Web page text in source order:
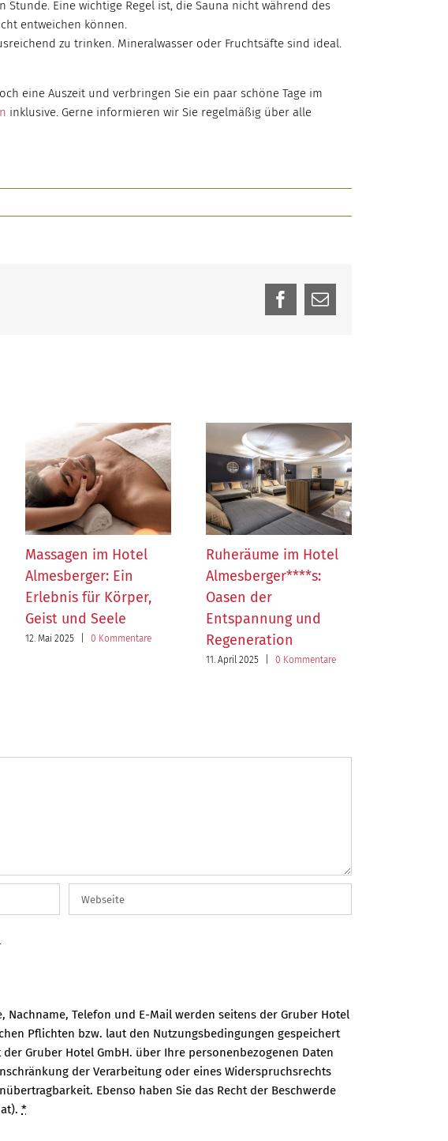
Eine wichtige Regel ist, die Sauna nicht während des
entweichen können.
zu trinken. Mineralwasser oder Fruchtsäfte sind ideal.
eine Auszeit und verbringen Sie ein paar schöne Tage im
inklusive. Gerne informieren wir Sie regelmäßig über alle
Facebook
E-
Massagen im Hotel
Almesberger: Ein
Erlebnis für Körper,
Geist und Seele
12. Mai 2025 0 Kommentare
Ruheräume im Hotel
Almesberger****s:
Oasen der
Entspannung und
Regeneration
11. April 2025 0 Kommentare
Telefon und E-Mail werden seitens der Gruber Hotel
Pflichten bzw. laut den Nutzungsbedingungen gespeichert
Gruber Hotel GmbH. über Ihre personenbezogenen Daten
der Verarbeitung oder eines Widerspruchsrechts
Ebenso haben Sie das Recht der Beschwerde
*